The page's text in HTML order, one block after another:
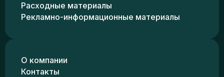
Расходные материалы
Рекламно-информационные материалы
О компании
Контакты